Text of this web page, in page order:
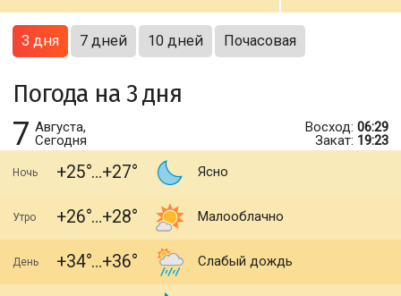
3 дня 7 дней 10 дней Почасовая
Погода на 3 дня
7 Августа,
Сегодня
Восход: 06:29
Закат: 19:23
Ночь +25 +27 Ясно
Утро +26 +28 Малооблачно
День +34 +36 Слабый дождь